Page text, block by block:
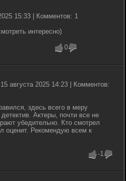
15:33 | Комментов: 1
интересно)
0
15 августа 2025 14:23 | Комментов:
здесь всего в меру
Актеры, почти все не
убедительно. Кто смотрел
оценит. Рекомендую всем к
-1